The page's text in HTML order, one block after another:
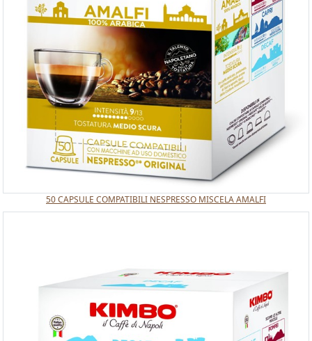
50 CAPSULE COMPATIBILI NESPRESSO MISCELA AMALFI